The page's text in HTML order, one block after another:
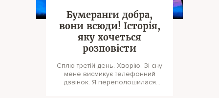
Бумеранги добра,
вони всюди! Історія,
яку хочеться
розповісти
Сплю третій день. Хворію. Зі сну
мене висмикує телефонний
дзвінок. Я переполошилася